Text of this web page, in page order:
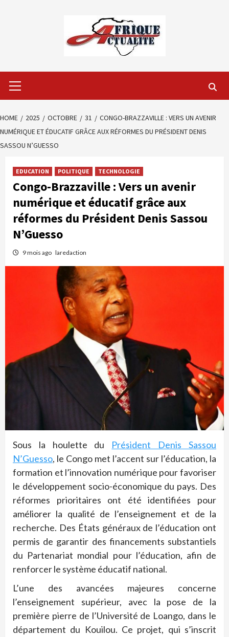
Menu
HOME 2025 OCTOBRE 31
CONGO-BRAZZAVILLE : VERS UN AVENIR
NUMÉRIQUE ET ÉDUCATIF GRÂCE AUX RÉFORMES DU PRÉSIDENT DENIS
SASSOU N’GUESSO
EDUCATION POLITIQUE TECHNOLOGIE
Congo-Brazzaville : Vers un avenir
numérique et éducatif grâce aux
réformes du Président Denis Sassou
N’Guesso
9 mois ago laredaction
Sous la houlette du Président Denis Sassou
N’Guesso, le Congo met l’accent sur l’éducation, la
formation et l’innovation numérique pour favoriser
le développement socio-économique du pays. Des
réformes prioritaires ont été identifiées pour
améliorer la qualité de l’enseignement et de la
recherche. Des États généraux de l’éducation ont
permis de garantir des financements substantiels
du Partenariat mondial pour l’éducation, afin de
renforcer le système éducatif national.
L’une des avancées majeures concerne
l’enseignement supérieur, avec la pose de la
première pierre de l’Université de Loango, dans le
département du Kouilou. Ce projet, qui s’inscrit